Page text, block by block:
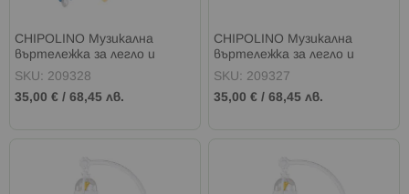
CHIPOLINO Музикална
въртележка за легло и
кошара с проектор
SKU: 209328
35,00 € / 68,45 лв.
CHIPOLINO Музикална
въртележка за легло и
кошара с проектор
SKU: 209327
35,00 € /68,45 лв.